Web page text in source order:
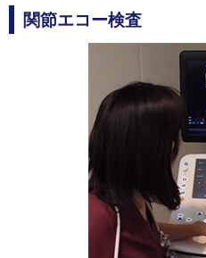
関節エコー検査